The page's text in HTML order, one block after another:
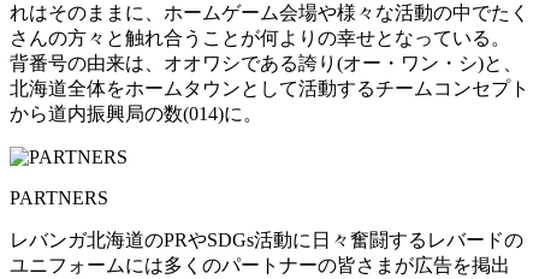
れはそのままに、ホームゲーム会場や様々な活動の中でたく
さんの方々と触れ合うことが何よりの幸せとなっている。
背番号の由来は、オオワシである誇り(オー・ワン・シ)と、
北海道全体をホームタウンとして活動するチームコンセプト
から道内振興局の数(014)に。
PARTNERS
レバンガ北海道のPRやSDGs活動に日々奮闘するレバードの
ユニフォームには多くのパートナーの皆さまが広告を掲出